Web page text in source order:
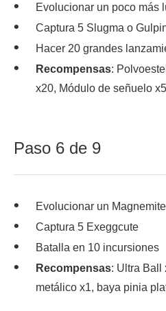
Evolucionar un poco más
Captura 5 Slugma o
Hacer 20 grandes
Recompensas:
x20, Módulo de señuelo x5
Paso 6 de 9
Evolucionar un Magnemite
Captura 5 Exeggcute
Batalla en 10 incursiones
Recompensas: Ultra Ball
metálico x1, baya pinia